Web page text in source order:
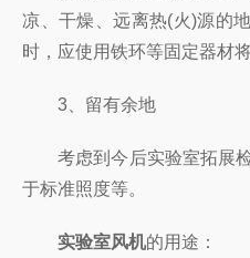
凉、干燥、远离热(火)
时，应使用铁环等固定器材
3、留有余地
考虑到今后实验室拓展检测/
于标准照度等。
实验室风机的用途：